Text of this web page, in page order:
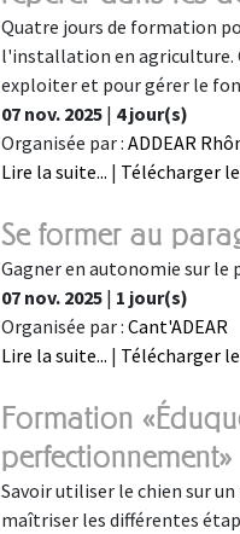
Quatre jours de formation
l'installation en agriculture.
exploiter et pour gérer le
07 nov. 2025 | 4 jour(s)
Organisée par : ADDEAR
Lire la suite... | Télécharger
Se former au
Gagner en autonomie sur le
07 nov. 2025 | 1 jour(s)
Organisée par : Cant'ADEAR
Lire la suite... | Télécharger
Formation
perfectionnement»
Savoir utiliser le chien sur
maîtriser les différentes